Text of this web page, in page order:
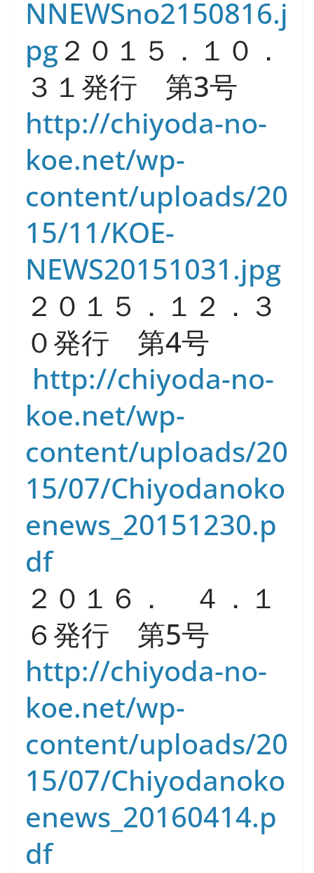
NNEWSno2150816.j
pg２０１５．１０．
３１発行 第3号
http://chiyoda-no-
koe.net/wp-
content/uploads/20
15/11/KOE-
NEWS20151031.jpg
２０１５．１２．３
０発行 第4号
http://chiyoda-no-
koe.net/wp-
content/uploads/20
15/07/Chiyodanoko
enews_20151230.p
df
２０１６． ４．１
６発行 第5号
http://chiyoda-no-
koe.net/wp-
content/uploads/20
15/07/Chiyodanoko
enews_20160414.p
df